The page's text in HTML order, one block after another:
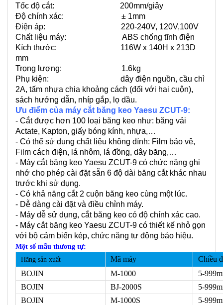
Tốc độ cắt: 200mm/giây
Độ chính xác: ± 1mm
Điện áp: 220-240V, 120V,100V
Chất liệu máy: ABS chống tĩnh điện
Kích thước: 116W x 140H x 213D
mm
Trọng lượng: 1.6kg
Phụ kiện: dây điện nguồn, cầu chì
2A, tấm nhựa chia khoảng cách (đối với hai cuộn),
sách hướng dẫn, nhíp gắp, lọ dầu.
Ưu điểm của máy cắt băng keo Yaesu ZCUT-9:
- Cắt được hơn 100 loại băng keo như: băng vải
Actate, Kapton, giấy bóng kính, nhựa,…
- Có thể sử dụng chất liệu không dính: Film bảo vệ,
Film cách điện, lá nhôm, lá đồng, dây băng,…
- Máy cắt băng keo Yaesu ZCUT-9 có chức năng ghi
nhớ cho phép cài đặt sẵn 6 độ dài băng cắt khác nhau
trước khi sử dụng.
- Có khả năng cắt 2 cuộn băng keo cùng một lúc.
- Dễ dàng cài đặt và điều chỉnh máy.
- Máy dễ sử dụng, cắt băng keo có độ chính xác cao.
- Máy cắt băng keo Yaesu ZCUT-9 có thiết kế nhỏ gọn
với bộ cảm biến kép, chức năng tự động báo hiệu.
Một số mẫu thương tự:
Hãng sản xuất
Mã máy
Chiều
BOJIN
M-1000
5-
BOJIN
BJ-2000S
5-
BOJIN
M-1000S
5-